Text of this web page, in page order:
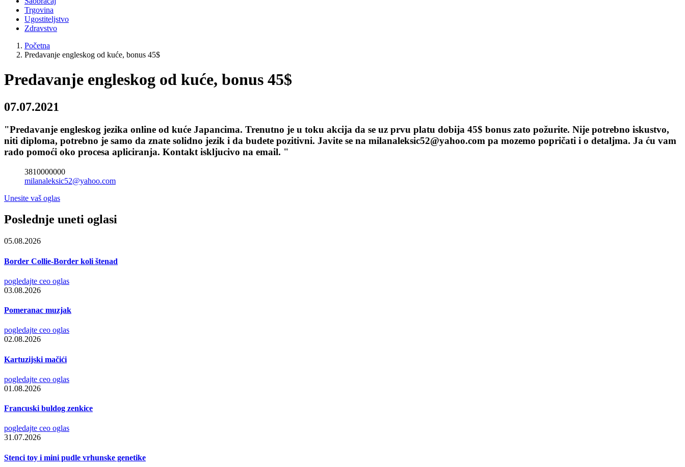
Trgovina
Ugostiteljstvo
Zdravstvo
Početna
Predavanje engleskog od kuće, bonus 45$
Predavanje engleskog od kuće, bonus 45$
07.07.2021
"Predavanje engleskog jezika online od kuće Japancima. Trenutno je u toku akcija da se uz prvu platu dobija 45$ bonus zato požurite. Nije potrebno iskustvo,
niti diploma, potrebno je samo da znate solidno jezik i da budete pozitivni. Javite se na milanaleksic52@yahoo.com pa mozemo popričati i o detaljma. Ja ću vam
rado pomoći oko procesa apliciranja. Kontakt iskljucivo na email. "
3810000000
milanaleksic52@yahoo.com
Unesite vaš oglas
Poslednje uneti oglasi
05.08.2026
Border Collie-Border koli štenad
pogledajte ceo oglas
03.08.2026
Pomeranac muzjak
pogledajte ceo oglas
02.08.2026
Kartuzijski mačići
pogledajte ceo oglas
01.08.2026
Francuski buldog zenkice
pogledajte ceo oglas
31.07.2026
Stenci toy i mini pudle vrhunske genetike